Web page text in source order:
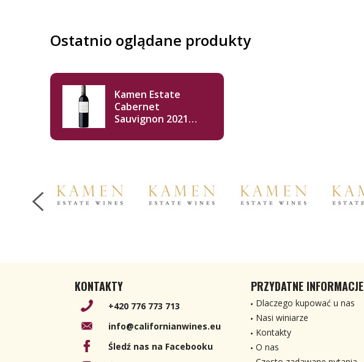
Ostatnio oglądane produkty
Kamen Estate
Cabernet
Sauvignon 2021
KONTAKTY
+420 776 773 713
info@californianwines.eu
Śledź nas na Facebooku
PRZYDATNE INFORMACJE
Dlaczego kupować u nas
Nasi winiarze
Kontakty
O nas